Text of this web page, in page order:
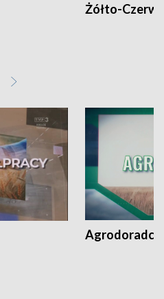
Żółto-
Agrodoradcy